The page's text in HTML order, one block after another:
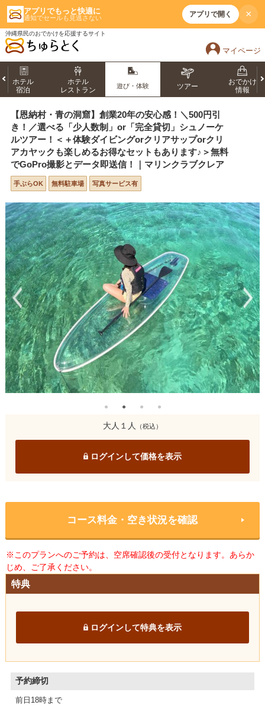
アプリでもっと快適に
通知でセールも見逃さない アプリで開く ×
沖縄県民のおでかけを応援するサイト
マイページ
ホテル
宿泊
ホテル
レストラン
遊び・体験 ツアー
おでかけ
情報
【恩納村・青の洞窟】創業20年の安心感！＼500円引
き！／選べる「少人数制」or「完全貸切」シュノーケ
ルツアー！＜＋体験ダイビングorクリアサップorクリ
アカヤックも楽しめるお得なセットもあります♪＞無料
でGoPro撮影とデータ即送信！｜マリンクラブクレア
手ぶらOK 無料駐車場 写真サービス有
大人１人 （税込）
ログインして価格を表示
コース料金・空き状況を確認
※このプランへのご予約は、空席確認後の受付となります。あらか
じめ、ご了承ください。
特典
ログインして特典を表示
予約締切
前日18時まで